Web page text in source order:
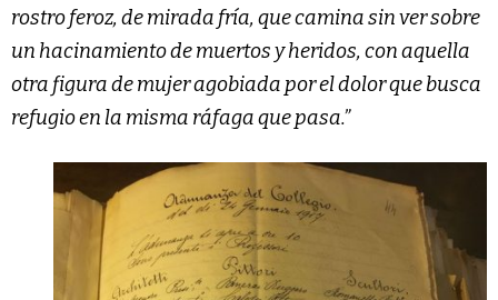
rostro feroz, de mirada fría, que camina sin ver sobre
un hacinamiento de muertos y heridos, con aquella
otra figura de mujer agobiada por el dolor que busca
refugio en la misma ráfaga que pasa.”